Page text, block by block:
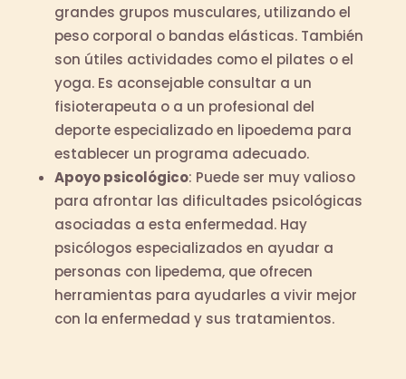
grandes grupos musculares, utilizando el
peso corporal o bandas elásticas. También
son útiles actividades como el pilates o el
yoga. Es aconsejable consultar a un
fisioterapeuta o a un profesional del
deporte especializado en lipoedema para
establecer un programa adecuado.
Apoyo psicológico: Puede ser muy valioso
para afrontar las dificultades psicológicas
asociadas a esta enfermedad. Hay
psicólogos especializados en ayudar a
personas con lipedema, que ofrecen
herramientas para ayudarles a vivir mejor
con la enfermedad y sus tratamientos.